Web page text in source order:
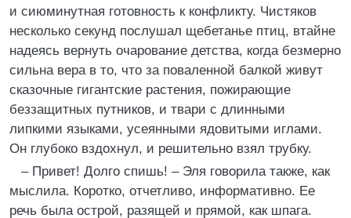
и сиюминутная готовность к конфликту. Чистяков
несколько секунд послушал щебетанье птиц, втайне
надеясь вернуть очарование детства, когда безмерно
сильна вера в то, что за поваленной балкой живут
сказочные гигантские растения, пожирающие
беззащитных путников, и твари с длинными
липкими языками, усеянными ядовитыми иглами.
Он глубоко вздохнул, и решительно взял трубку.
– Привет! Долго спишь! – Эля говорила также, как
мыслила. Коротко, отчетливо, информативно. Ее
речь была острой, разящей и прямой, как шпага.